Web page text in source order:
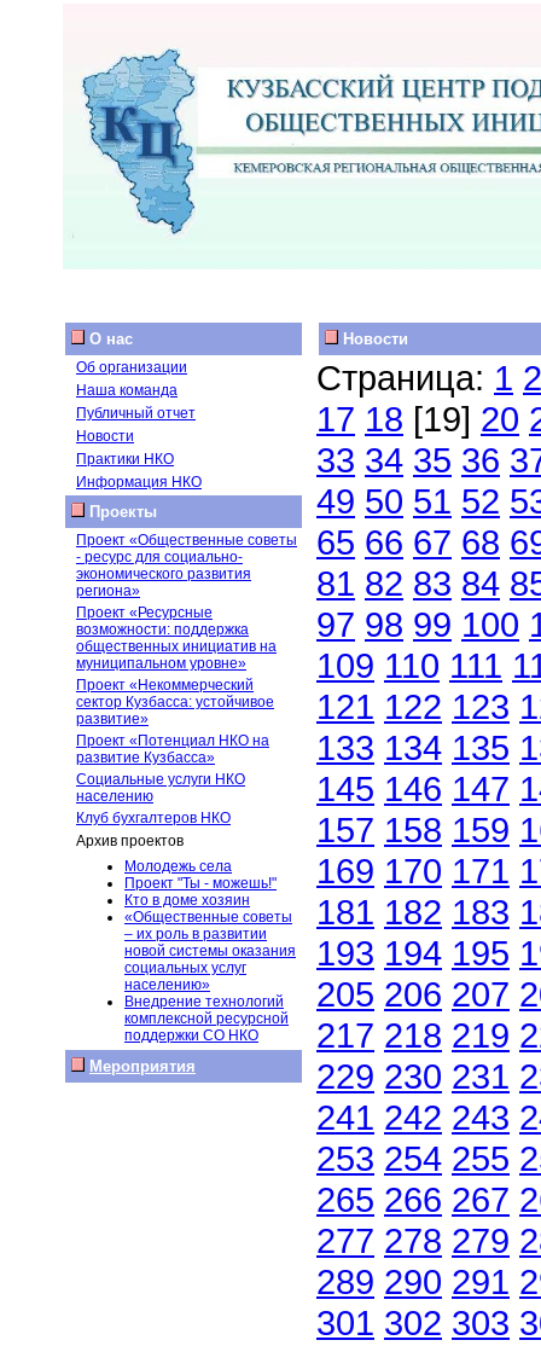
О нас
Об организации
Наша команда
Публичный отчет
Новости
Практики НКО
Информация НКО
Проекты
Проект «Общественные советы
- ресурс для социально-
экономического развития
региона»
Проект «Ресурсные
возможности: поддержка
общественных инициатив на
муниципальном уровне»
Проект «Некоммерческий
сектор Кузбасса: устойчивое
развитие»
Проект «Потенциал НКО на
развитие Кузбасса»
Социальные услуги НКО
населению
Клуб бухгалтеров НКО
Архив проектов
Молодежь села
Проект "Ты - можешь!"
Кто в доме хозяин
«Общественные советы
– их роль в развитии
новой системы оказания
социальных услуг
населению»
Внедрение технологий
комплексной ресурсной
поддержки СО НКО
Мероприятия
Новости
Страница: 1 2
17 18 [19] 20
33 34 35 36
49 50 51 52
65 66 67 68
81 82 83 84
97 98 99 100
109 110 111
121 122 123
133 134 135
145 146 147
157 158 159
169 170 171
181 182 183
193 194 195
205 206 207
217 218 219
229 230 231
241 242 243
253 254 255
265 266 267
277 278 279
289 290 291
301 302 303